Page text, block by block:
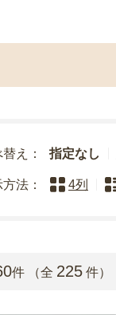
え： 指定なし
法： 4列
件 （全 225 件）